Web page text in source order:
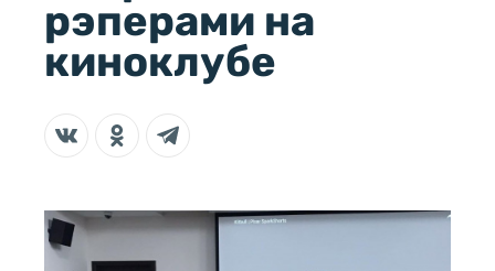
рэперами на
киноклубе